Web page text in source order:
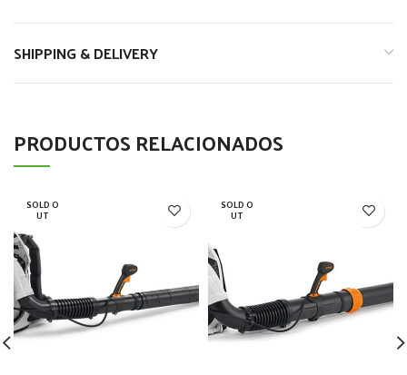
SHIPPING & DELIVERY
PRODUCTOS RELACIONADOS
SOLD O
UT
SOLD O
UT